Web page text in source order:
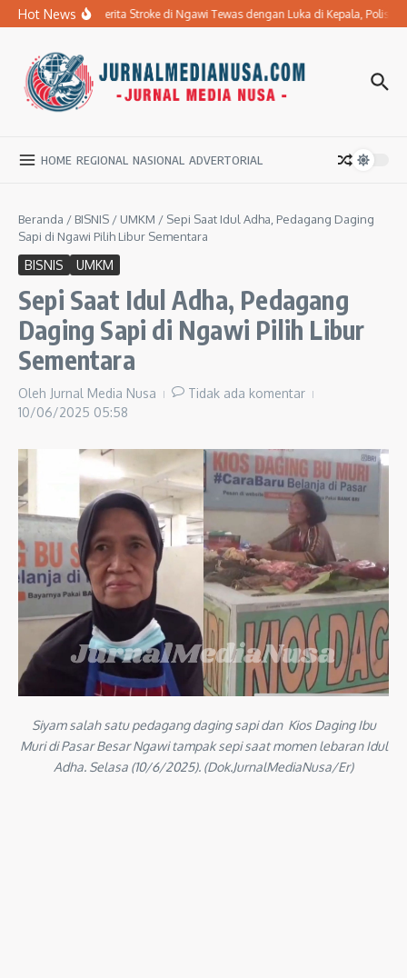
Lewati ke konten
Hot NewsIbu Penderita Stroke di Ngawi Tewas dengan Luka di Kepala, Polisi
HOME REGIONAL NASIONAL ADVERTORIAL
Beranda / BISNIS / UMKM / Sepi Saat Idul Adha, Pedagang Daging
Sapi di Ngawi Pilih Libur Sementara
BISNIS UMKM
Sepi Saat Idul Adha, Pedagang
Daging Sapi di Ngawi Pilih Libur
Sementara
Oleh Jurnal Media Nusa
Tidak ada komentar
10/06/2025 05:58
Siyam salah satu pedagang daging sapi dan Kios Daging Ibu
Muri di Pasar Besar Ngawi tampak sepi saat momen lebaran Idul
Adha. Selasa (10/6/2025). (Dok.JurnalMediaNusa/Er)